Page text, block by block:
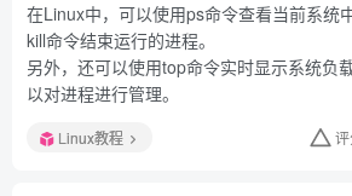
在Linux中，可以使用ps命令查看当前系统
kill命令结束运行的进程。
另外，还可以使用top命令实时显示系统负
以对进程进行管理。
Linux教程